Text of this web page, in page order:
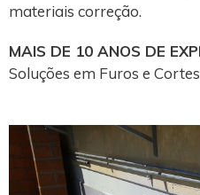
materiais correção.
MAIS DE 10 ANOS DE
Soluções em Furos e